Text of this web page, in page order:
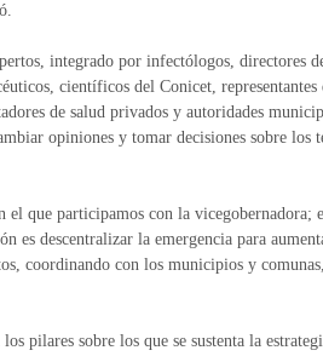
integrado por infectólogos, directores
científicos del Conicet, representantes
de salud privados y autoridades
opiniones y tomar decisiones sobre los
que participamos con la vicegobernadora;
es descentralizar la emergencia para
coordinando con los municipios y
pilares sobre los que se sustenta la